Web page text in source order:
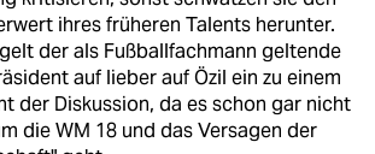
ihres früheren Talents herunter.
der als Fußballfachmann geltende
auf lieber auf Özil ein zu einem
der Diskussion, da es schon gar nicht
die WM 18 und das Versagen der